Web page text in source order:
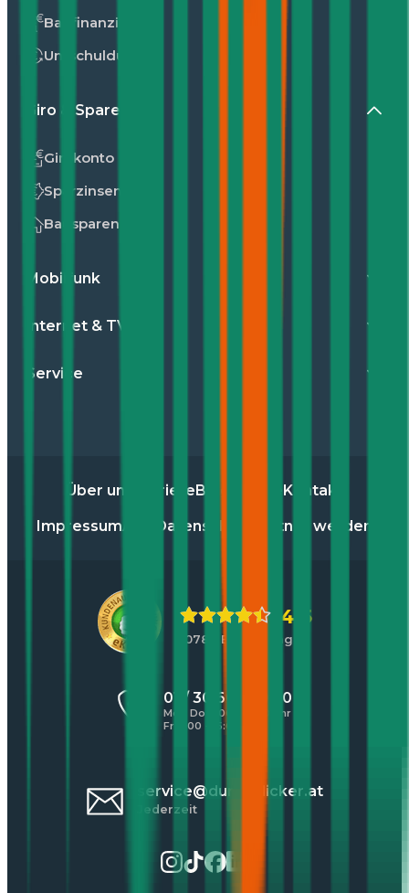
Baufinanzierung
Umschuldung
Giro & Sparen
Girokonto
Sparzinsen
Bausparen
Mobilfunk
Internet & TV
Service
Über uns KarriereBlog Kontakt
ImpressumAGB Datenschutz Partner werden
4,5
10784 Bewertungen
01 / 30 60 900 20
Mo - Do 8:00 - 17:00 Uhr
Fr 8:00 - 16:00 Uhr
service@durchblicker.at
Jederzeit